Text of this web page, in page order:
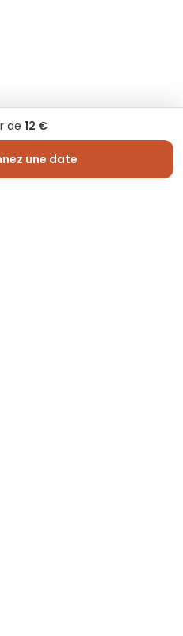
de 12 €
une date